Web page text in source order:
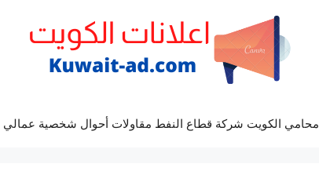
محامي الكويت شركة قطاع النفط مقاولات أحوال شخصية عمالي